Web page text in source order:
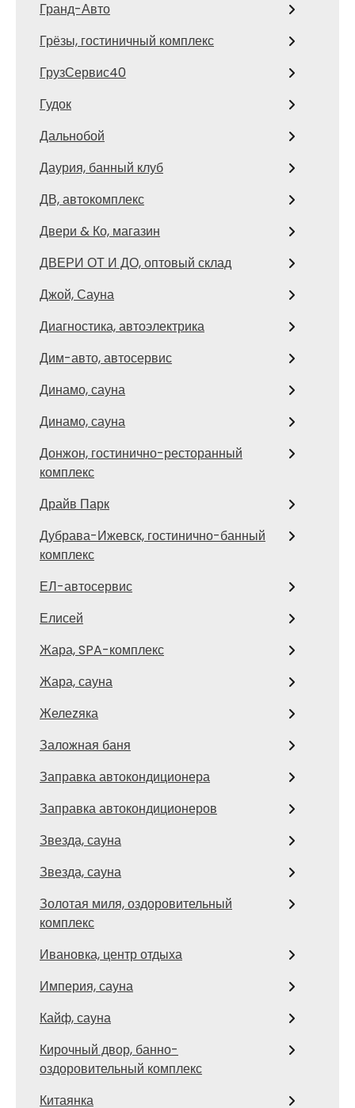
Гранд-Авто
Грёзы, гостиничный комплекс
ГрузСервис40
Гудок
Дальнобой
Даурия, банный клуб
ДВ, автокомплекс
Двери & Ко, магазин
ДВЕРИ ОТ И ДО, оптовый склад
Джой, Сауна
Диагностика, автоэлектрика
Дим-авто, автосервис
Динамо, сауна
Динамо, сауна
Донжон, гостинично-ресторанный
комплекс
Драйв Парк
Дубрава-Ижевск, гостинично-банный
комплекс
ЕЛ-автосервис
Елисей
Жара, SPA-комплекс
Жара, сауна
Желеzяка
Заложная баня
Заправка автокондиционера
Заправка автокондиционеров
Звезда, сауна
Звезда, сауна
Золотая миля, оздоровительный
комплекс
Ивановка, центр отдыха
Империя, сауна
Кайф, сауна
Кирочный двор, банно-
оздоровительный комплекс
Китаянка